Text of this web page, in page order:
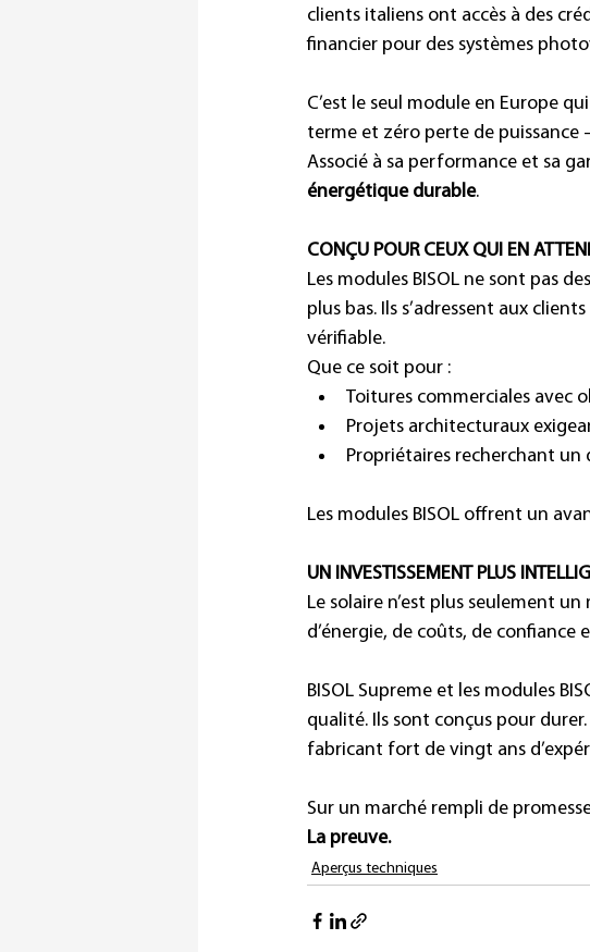
clients italiens ont accès à des
financier pour des systèmes
C’est le seul module en Europe
terme et zéro perte de
Associé à sa performance et sa
énergétique durable.
CONÇU POUR CEUX QUI EN
Les modules BISOL ne sont pas
plus bas. Ils s’adressent aux
vérifiable.
Que ce soit pour :
Toitures commerciales avec
Projets architecturaux
Propriétaires recherchant un
Les modules BISOL offrent un
UN INVESTISSEMENT PLUS
Le solaire n’est plus seulement
d’énergie, de coûts, de confiance
BISOL Supreme et les modules
qualité. Ils sont conçus pour
fabricant fort de vingt ans
Sur un marché rempli de
La preuve.
Aperçus techniques